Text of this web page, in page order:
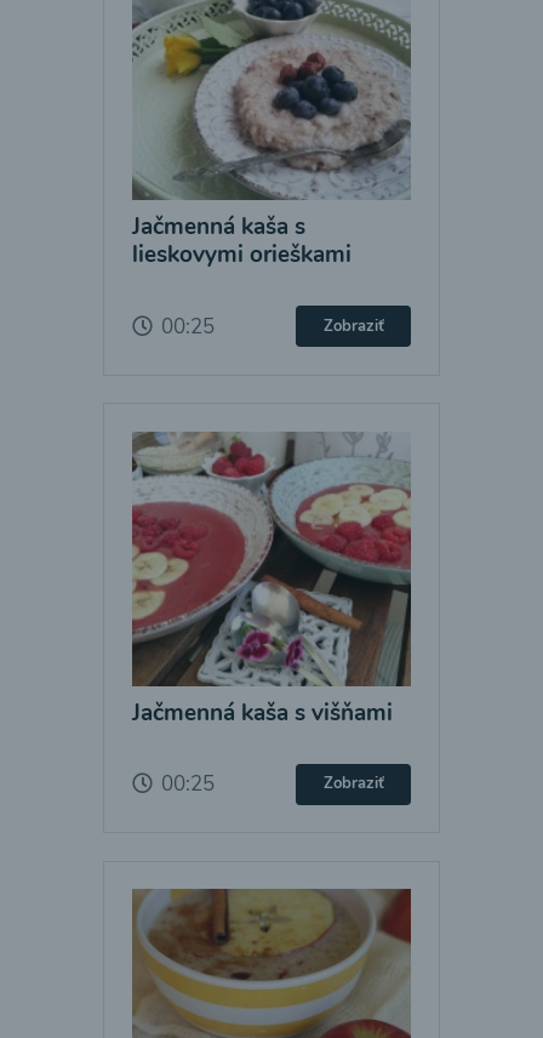
Jačmenná kaša s
lieskovymi orieškami
00:25 Zobraziť
Jačmenná kaša s višňami
00:25 Zobraziť